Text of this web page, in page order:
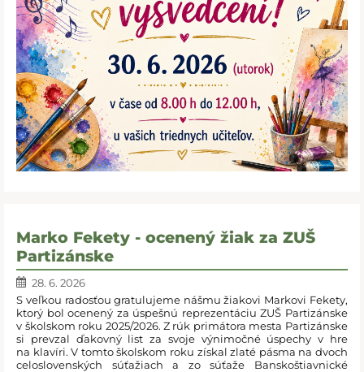
Marko Fekety - ocenený žiak za ZUŠ
Partizánske
28. 6. 2026
S veľkou radosťou gratulujeme nášmu žiakovi Markovi Fekety,
ktorý bol ocenený za úspešnú reprezentáciu ZUŠ Partizánske
v školskom roku 2025/2026. Z rúk primátora mesta Partizánske
si prevzal ďakovný list za svoje výnimočné úspechy v hre
na klavíri. V tomto školskom roku získal zlaté pásma na dvoch
celoslovenských súťažiach a zo súťaže Banskoštiavnické